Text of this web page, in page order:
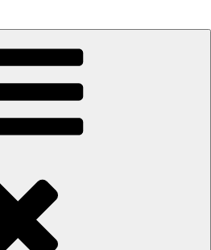
um das Thema Kinderbücher und